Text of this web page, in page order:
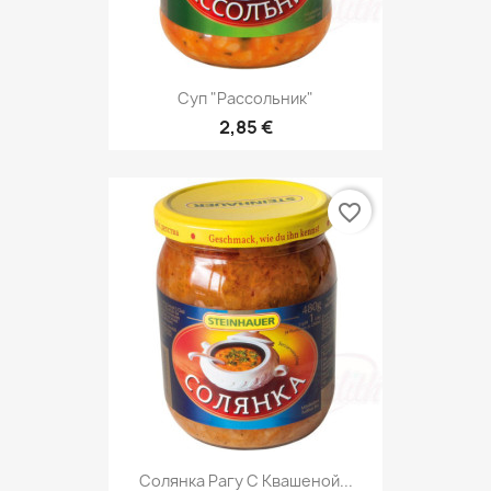
Суп "Pассольник"
2,85 €
Солянка Рагу С Квашеной...
favorite_border